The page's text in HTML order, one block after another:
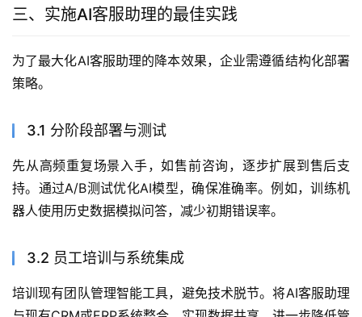
三、实施AI客服助理的最佳实践
为了最大化AI客服助理的降本效果，企业需遵循结构化部署
策略。
3.1 分阶段部署与测试
先从高频重复场景入手，如售前咨询，逐步扩展到售后支
持。通过A/B测试优化AI模型，确保准确率。例如，训练机
器人使用历史数据模拟问答，减少初期错误率。
3.2 员工培训与系统集成
培训现有团队管理智能工具，避免技术脱节。将AI客服助理